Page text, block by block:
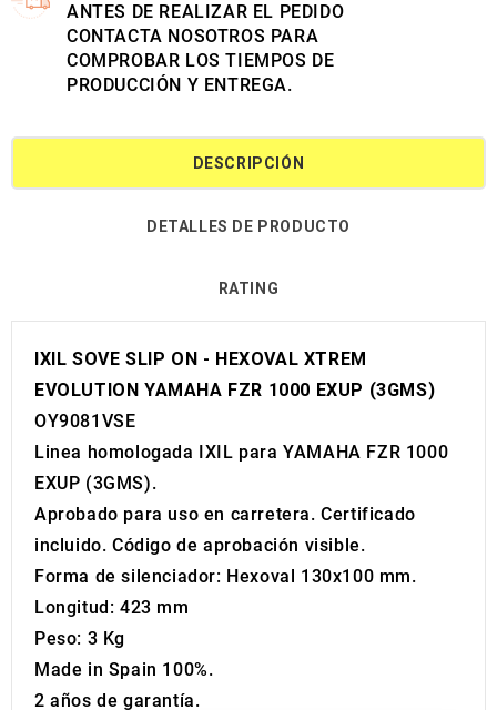
ANTES DE REALIZAR EL PEDIDO
CONTACTA NOSOTROS PARA
COMPROBAR LOS TIEMPOS DE
PRODUCCIÓN Y ENTREGA.
DESCRIPCIÓN
DETALLES DE PRODUCTO
RATING
IXIL SOVE SLIP ON - HEXOVAL XTREM
EVOLUTION YAMAHA FZR 1000 EXUP (3GMS)
OY9081VSE
Linea homologada IXIL para YAMAHA FZR 1000
EXUP (3GMS).
Aprobado para uso en carretera. Certificado
incluido. Código de aprobación visible.
Forma de silenciador: Hexoval 130x100 mm.
Longitud: 423 mm
Peso: 3 Kg
Made in Spain 100%.
2 años de garantía.